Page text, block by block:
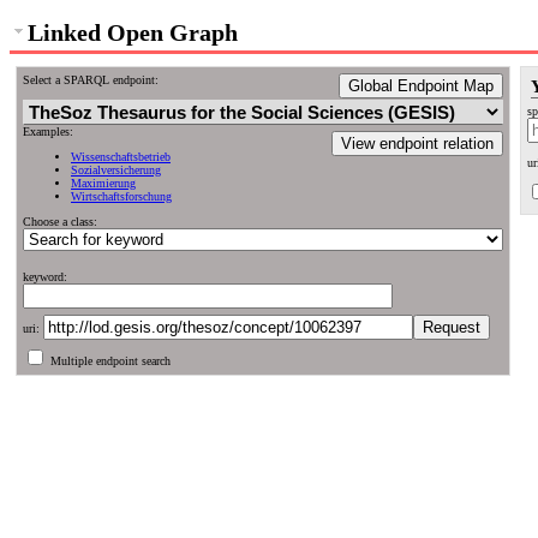
Linked Open Graph
Select a SPARQL endpoint: Global Endpoint Map
View endpoint relation
Examples:
Wissenschaftsbetrieb
Sozialversicherung
Maximierung
Wirtschaftsforschung
Choose a class:
keyword:
uri:
Multiple endpoint search